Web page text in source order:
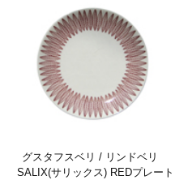
グスタフスベリ / リンドベリ
SALIX(サリックス) REDプレート